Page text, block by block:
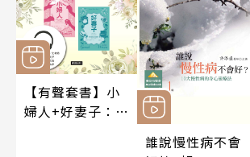
【有聲套書】小
婦人+好妻子：路
誰說慢性病不會